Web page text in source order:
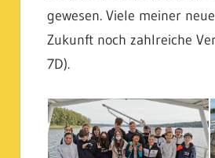
gewesen. Viele meiner
Zukunft noch zahlreiche
7D).